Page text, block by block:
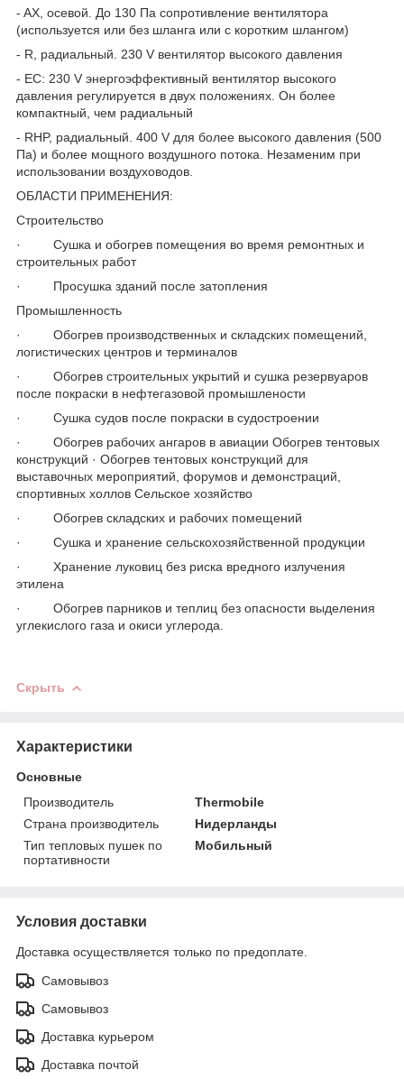
- AX, осевой. До 130 Па сопротивление вентилятора
(используется или без шланга или с коротким шлангом)
- R, радиальный. 230 V вентилятор высокого давления
- EC: 230 V энергоэффективный вентилятор высокого
давления регулируется в двух положениях. Он более
компактный, чем радиальный
- RHP, радиальный. 400 V для более высокого давления (500
Па) и более мощного воздушного потока. Незаменим при
использовании воздуховодов.
ОБЛАСТИ ПРИМЕНЕНИЯ:
Строительство
· Сушка и обогрев помещения во время ремонтных и
строительных работ
· Просушка зданий после затопления
Промышленность
· Обогрев производственных и складских помещений,
логистических центров и терминалов
· Обогрев строительных укрытий и сушка резервуаров
после покраски в нефтегазовой промышлености
· Сушка судов после покраски в судостроении
· Обогрев рабочих ангаров в авиации Обогрев тентовых
конструкций · Обогрев тентовых конструкций для
выставочных мероприятий, форумов и демонстраций,
спортивных холлов Сельское хозяйство
· Обогрев складских и рабочих помещений
· Сушка и хранение сельскохозяйственной продукции
· Хранение луковиц без риска вредного излучения
этилена
· Обогрев парников и теплиц без опасности выделения
углекислого газа и окиси углерода.
Скрыть
Характеристики
Основные
Производитель
Thermobile
Страна производитель
Нидерланды
Тип тепловых пушек по
портативности
Мобильный
Условия доставки
Доставка осуществляется только по предоплате.
Самовывоз
Самовывоз
Доставка курьером
Доставка почтой